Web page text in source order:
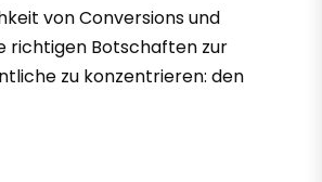
von Conversions und
richtigen Botschaften zur
zu konzentrieren: den